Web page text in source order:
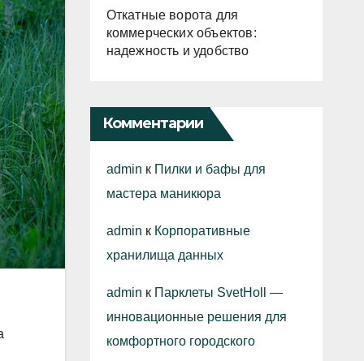
Откатные ворота для
коммерческих объектов:
надежность и удобство
Комментарии
admin к Пилки и бафы для
мастера маникюра
admin к Корпоративные
хранилища данных
admin к Парклеты SvetHoll —
инновационные решения для
комфортного городского